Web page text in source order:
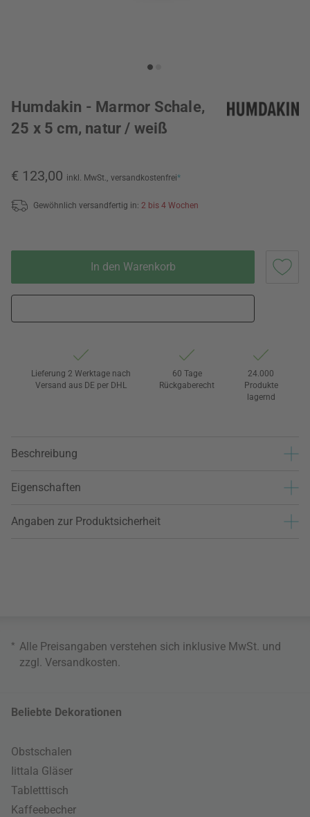
Humdakin - Marmor Schale,
25 x 5 cm, natur / weiß
€ 123,00 inkl. MwSt., versandkostenfrei*
Gewöhnlich versandfertig in: 2 bis 4 Wochen
In den Warenkorb
Lieferung 2 Werktage nach
Versand aus DE per DHL
60 Tage
Rückgaberecht
24.000
Produkte
lagernd
Beschreibung
Eigenschaften
Angaben zur Produktsicherheit
* Alle Preisangaben verstehen sich inklusive MwSt. und
zzgl. Versandkosten
Beliebte Dekorationen
Obstschalen
Iittala Gläser
Tabletttisch
Kaffeebecher